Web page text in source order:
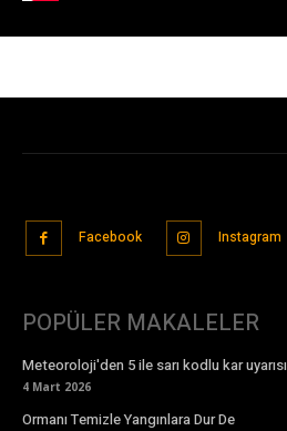
Facebook Instagram
POPÜLER MAKALELER
Meteoroloji'den 5 ile sarı kodlu kar uyarısı
4 Mart 2026
Ormanı Temizle Yangınlara Dur De